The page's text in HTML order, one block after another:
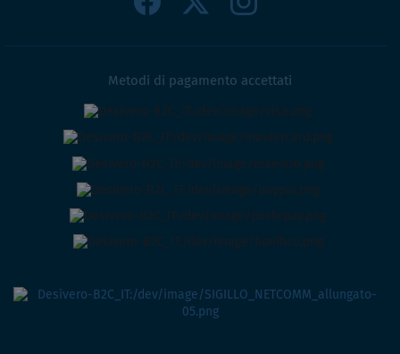
Metodi di pagamento accettati